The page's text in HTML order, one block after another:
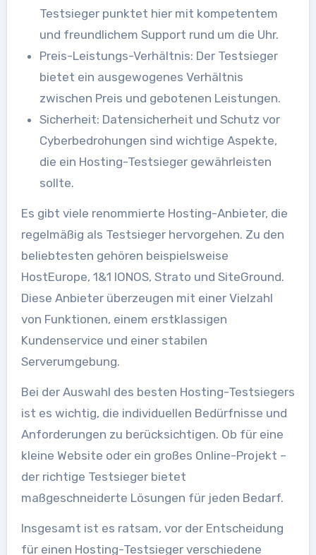
Testsieger punktet hier mit kompetentem
und freundlichem Support rund um die Uhr.
Preis-Leistungs-Verhältnis: Der Testsieger
bietet ein ausgewogenes Verhältnis
zwischen Preis und gebotenen Leistungen.
Sicherheit: Datensicherheit und Schutz vor
Cyberbedrohungen sind wichtige Aspekte,
die ein Hosting-Testsieger gewährleisten
sollte.
Es gibt viele renommierte Hosting-Anbieter, die
regelmäßig als Testsieger hervorgehen. Zu den
beliebtesten gehören beispielsweise
HostEurope, 1&1 IONOS, Strato und SiteGround.
Diese Anbieter überzeugen mit einer Vielzahl
von Funktionen, einem erstklassigen
Kundenservice und einer stabilen
Serverumgebung.
Bei der Auswahl des besten Hosting-Testsiegers
ist es wichtig, die individuellen Bedürfnisse und
Anforderungen zu berücksichtigen. Ob für eine
kleine Website oder ein großes Online-Projekt –
der richtige Testsieger bietet
maßgeschneiderte Lösungen für jeden Bedarf.
Insgesamt ist es ratsam, vor der Entscheidung
für einen Hosting-Testsieger verschiedene